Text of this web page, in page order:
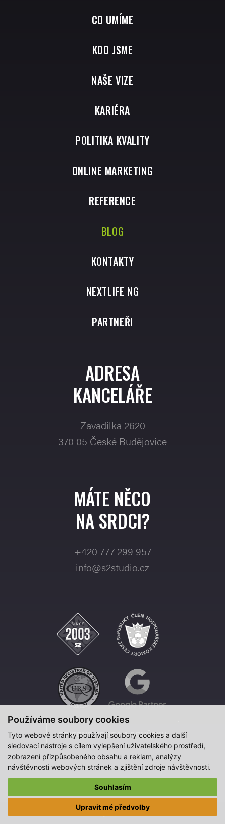
Používáme soubory cookies
Tyto webové stránky používají soubory cookies a další
sledovací nástroje s cílem vylepšení uživatelského prostředí,
zobrazení přizpůsobeného obsahu a reklam, analýzy
návštěvnosti webových stránek a zjištění zdroje návštěvnosti.
Souhlasím
Upravit mé předvolby
CO UMÍME
KDO JSME
NAŠE VIZE
KARIÉRA
POLITIKA KVALITY
ONLINE MARKETING
REFERENCE
BLOG
KONTAKTY
NEXTLIFE NG
PARTNEŘI
ADRESA
KANCELÁŘE
Zavadilka 2620
370 05 České Budějovice
MÁTE NĚCO
NA SRDCI?
+420 777 299 957
info@s2studio.cz
OBJEDNEJTE SE NA SCHŮZKU
© 2003-2026, S2 STUDIO All Rights Reserved. Tvorba www S2 STUDIO